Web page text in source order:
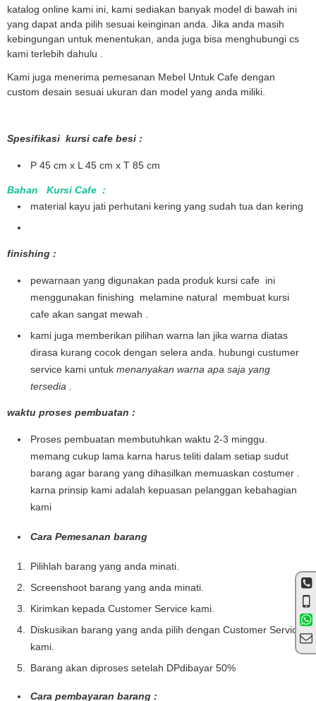
katalog online kami ini, kami sediakan banyak model di bawah ini
yang dapat anda pilih sesuai keinginan anda. Jika anda masih
kebingungan untuk menentukan, anda juga bisa menghubungi cs
kami terlebih dahulu .
Kami juga menerima pemesanan Mebel Untuk Cafe dengan
custom desain sesuai ukuran dan model yang anda miliki.
Spesifikasi kursi cafe besi :
P 45 cm x L 45 cm x T 85 cm
Bahan Kursi Cafe :
material kayu jati perhutani kering yang sudah tua dan kering
finishing :
pewarnaan yang digunakan pada produk kursi cafe ini
menggunakan finishing melamine natural membuat kursi
cafe akan sangat mewah .
kami juga memberikan pilihan warna lan jika warna diatas
dirasa kurang cocok dengan selera anda. hubungi custumer
service kami untuk menanyakan warna apa saja yang
tersedia .
waktu proses pembuatan :
Proses pembuatan membutuhkan waktu 2-3 minggu.
memang cukup lama karna harus teliti dalam setiap sudut
barang agar barang yang dihasilkan memuaskan costumer .
karna prinsip kami adalah kepuasan pelanggan kebahagian
kami
Cara Pemesanan barang
Pilihlah barang yang anda minati.
Screenshoot barang yang anda minati.
Kirimkan kepada Customer Service kami.
Diskusikan barang yang anda pilih dengan Customer Service
kami.
Barang akan diproses setelah DPdibayar 50%
Cara pembayaran barang :